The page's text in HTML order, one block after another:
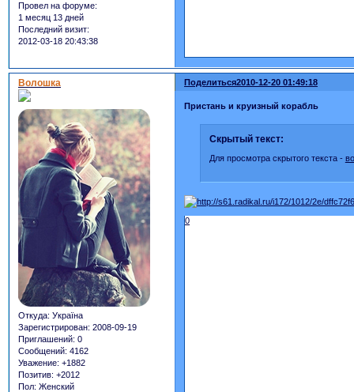
Провел на форуме:
1 месяц 13 дней
Последний визит:
2012-03-18 20:43:38
Поделиться2010-12-20 01:49:18
Волошка
Откуда: Україна
Зарегистрирован: 2008-09-19
Приглашений: 0
Сообщений: 4162
Уважение: +1882
Позитив: +2012
Пол: Женский
Пристань и круизный корабль
Скрытый текст:
Для просмотра скрытого текста -
0